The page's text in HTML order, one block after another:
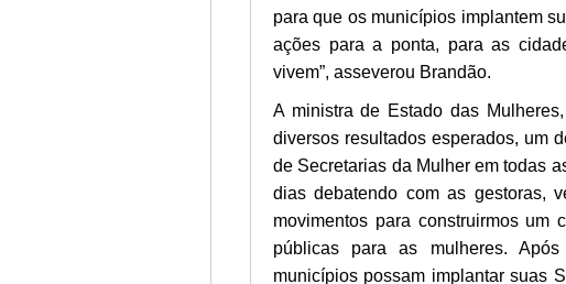
para que os municípios implantem
ações para a ponta, para as
vivem”, asseverou Brandão.
A ministra de Estado das
diversos resultados esperados, um
de Secretarias da Mulher em todas
dias debatendo com as gestoras,
movimentos para construirmos um
públicas para as mulheres.
municípios possam implantar suas